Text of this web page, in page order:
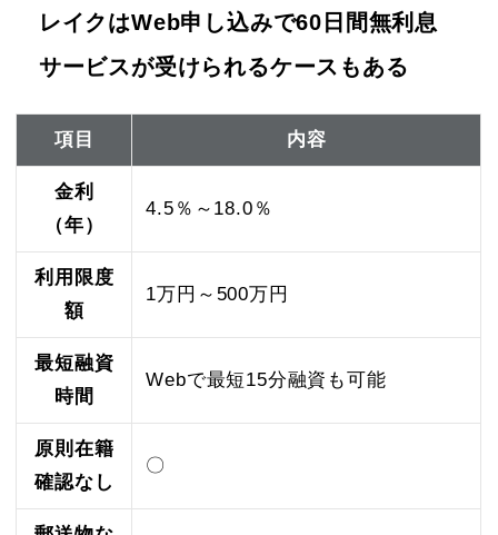
レイクはWeb申し込みで60日間無利息
サービスが受けられるケースもある
項目 内容
金利
（年）
4.5％～18.0％
利用限度
額
1万円～500万円
最短融資
時間
Webで最短15分融資も可能
原則在籍
確認なし
〇